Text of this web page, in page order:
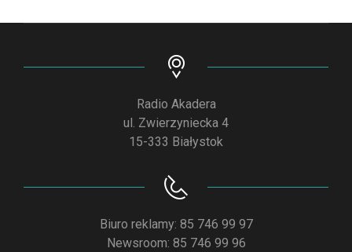
Radio Akadera
ul. Zwierzyniecka 4
15-333 Białystok
Biuro reklamy: 85 746 99 97
Newsroom: 85 746 99 96